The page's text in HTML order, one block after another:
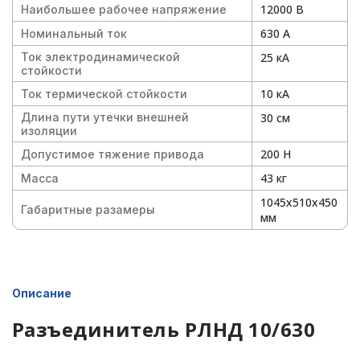
Наибольшее рабочее напряжение 12000 В
Номинальный ток 630 А
Ток электродинамической
стойкости
25 кА
Ток термической стойкости 10 кА
Длина пути утечки внешней
изоляции
30 см
Допустимое тяжение привода 200 Н
Масса 43 кг
Габаритные разамеры
1045х510х450
мм
Описание
Разъединитель РЛНД 10/630